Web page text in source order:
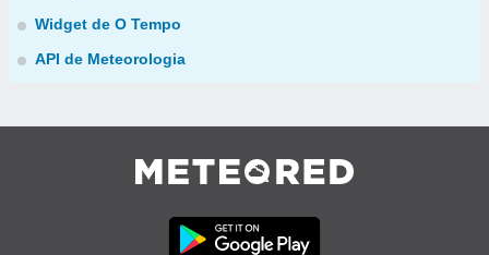
Widget de O Tempo
API de Meteorologia